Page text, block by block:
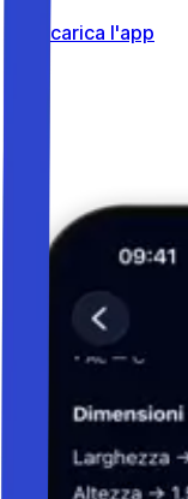
Scarica l'app